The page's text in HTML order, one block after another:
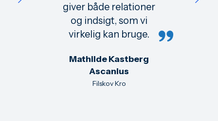
giver både relationer
og indsigt, som vi
virkelig kan bruge.
Mathilde Kastberg
Ascanius
Filskov Kro